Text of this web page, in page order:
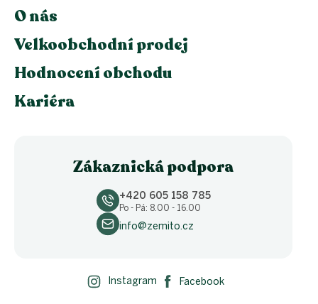
O nás
Velkoobchodní prodej
Hodnocení obchodu
Kariéra
Zákaznická podpora
+420 605 158 785
Po - Pá: 8.00 - 16.00
info@zemito.cz
Instagram Facebook